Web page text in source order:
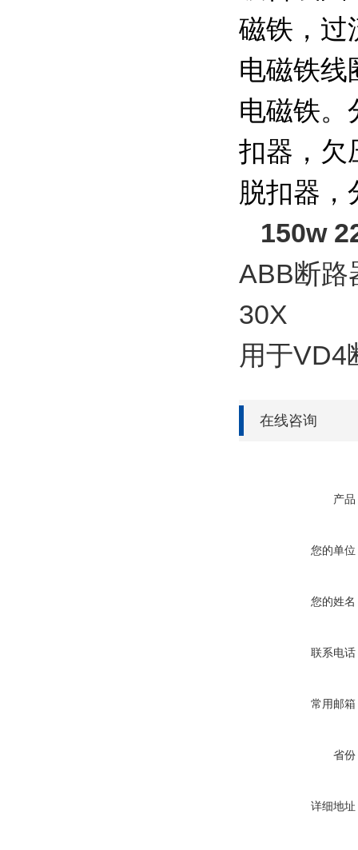
磁铁，过
电磁铁线
电磁铁。
扣器，欠
脱扣器
150w
ABB断
30X
用于
在线咨询
产品
您的单位
您的姓名
联系电话
常用邮箱
省份
详细地址